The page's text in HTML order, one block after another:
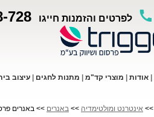
לפרטים והזמנות חייגו 728
אודות מוצרי קד"מ מתנות לחגים עיצוב
>> אינטרנט ומולטימדיה >> באנרים >> באנרים